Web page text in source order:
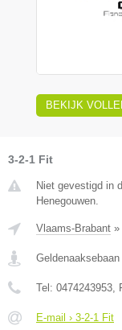
BEKIJK
3-2-1 Fit
Niet gevestigd in
Henegouwen.
Vlaams-Brabant »
Geldenaaksebaan
Tel: 0474243953,
E-mail › 3-2-1 Fit